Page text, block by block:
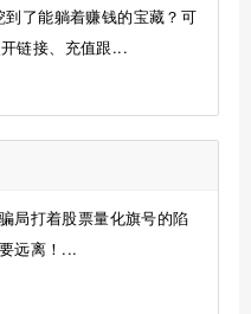
到了能躺着赚钱的宝藏？可
链接、充值跟...
局打着股票量化旗号的陷
远离！...